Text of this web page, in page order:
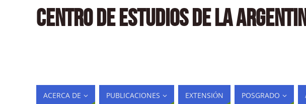
CENTRO DE ESTUDIOS DE LA
ACERCA DE PUBLICACIONES EXTENSIÓN POSGRADO